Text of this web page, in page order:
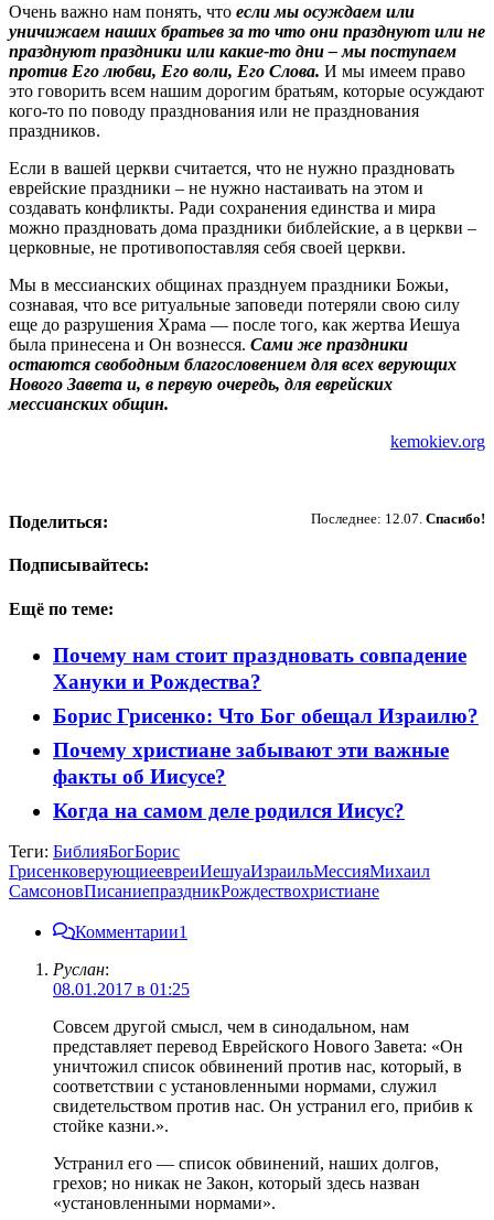
Очень важно нам понять, что если мы осуждаем или
уничижаем наших братьев за то что они празднуют или не
празднуют праздники или какие-то дни – мы поступаем
против Его любви, Его воли, Его Слова. И мы имеем право
это говорить всем нашим дорогим братьям, которые осуждают
кого-то по поводу празднования или не празднования
праздников.
Если в вашей церкви считается, что не нужно праздновать
еврейские праздники – не нужно настаивать на этом и
создавать конфликты. Ради сохранения единства и мира
можно праздновать дома праздники библейские, а в церкви –
церковные, не противопоставляя себя своей церкви.
Мы в мессианских общинах празднуем праздники Божьи,
сознавая, что все ритуальные заповеди потеряли свою силу
еще до разрушения Храма — после того, как жертва Иешуа
была принесена и Он вознесся. Сами же праздники
остаются свободным благословением для всех верующих
Нового Завета и, в первую очередь, для еврейских
мессианских общин.
kemokiev.org
Последнее: 12.07. Спасибо!
Поделиться:
Подписывайтесь:
Ещё по теме:
Почему нам стоит праздновать совпадение
Хануки и Рождества?
Борис Грисенко: Что Бог обещал Израилю?
Почему христиане забывают эти важные
факты об Иисусе?
Когда на самом деле родился Иисус?
Теги: БиблияБогБорис
ГрисенковерующиеевреиИешуаИзраильМессияМихаил
СамсоновПисаниепраздникРождествохристиане
Комментарии1
Руслан:
08.01.2017 в 01:25
Совсем другой смысл, чем в синодальном, нам
представляет перевод Еврейского Нового Завета: «Он
уничтожил список обвинений против нас, который, в
соответствии с установленными нормами, служил
свидетельством против нас. Он устранил его, прибив к
стойке казни.».
Устранил его — список обвинений, наших долгов,
грехов; но никак не Закон, который здесь назван
«установленными нормами».